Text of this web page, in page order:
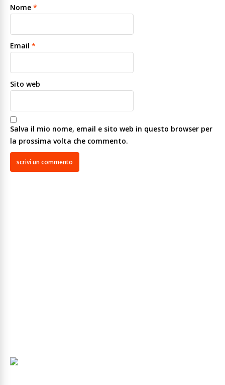
Nome *
Email *
Sito web
Salva il mio nome, email e sito web in questo browser per
la prossima volta che commento.